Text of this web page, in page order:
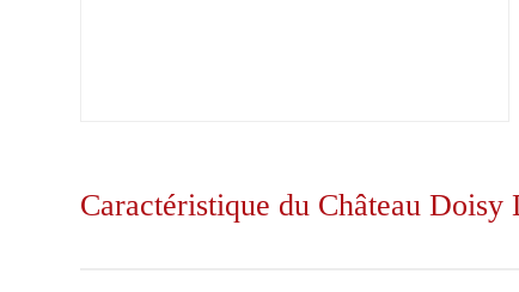
Caractéristique du Château Doisy